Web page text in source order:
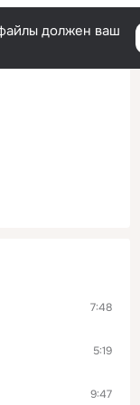
должен ваш
7:48
5:19
9:47